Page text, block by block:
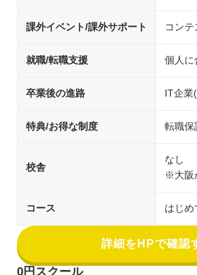
課外イベント/課外サポート コン
就職/転職支援 個人に
卒業後の進路 IT企
特典/お得な制度 転職保
校舎
なし
※大阪
コース はじ
詳細をHPで確認
0円スクール